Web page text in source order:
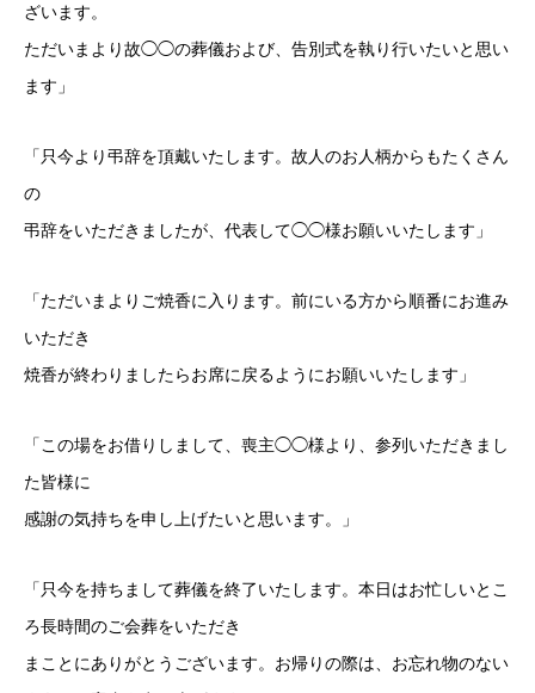
ざいます。
ただいまより故◯◯の葬儀および、告別式を執り行いたいと思い
ます」
「只今より弔辞を頂戴いたします。故人のお人柄からもたくさん
の
弔辞をいただきましたが、代表して◯◯様お願いいたします」
「ただいまよりご焼香に入ります。前にいる方から順番にお進み
いただき
焼香が終わりましたらお席に戻るようにお願いいたします」
「この場をお借りしまして、喪主◯◯様より、参列いただきまし
た皆様に
感謝の気持ちを申し上げたいと思います。」
「只今を持ちまして葬儀を終了いたします。本日はお忙しいとこ
ろ長時間のご会葬をいただき
まことにありがとうございます。お帰りの際は、お忘れ物のない